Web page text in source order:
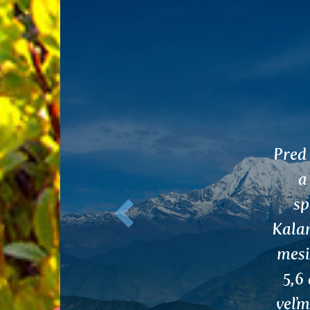
aj
Predchádzajúce